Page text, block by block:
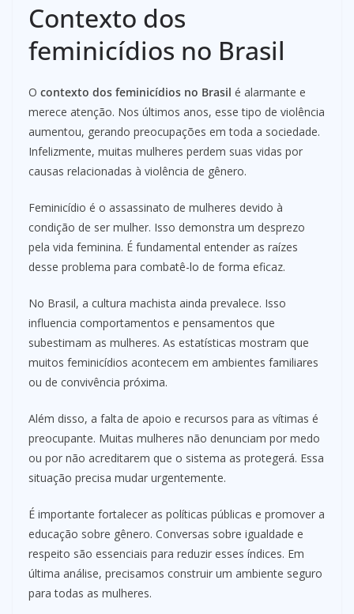
Contexto dos
feminicídios no Brasil
O contexto dos feminicídios no Brasil é alarmante e
merece atenção. Nos últimos anos, esse tipo de violência
aumentou, gerando preocupações em toda a sociedade.
Infelizmente, muitas mulheres perdem suas vidas por
causas relacionadas à violência de gênero.
Feminicídio é o assassinato de mulheres devido à
condição de ser mulher. Isso demonstra um desprezo
pela vida feminina. É fundamental entender as raízes
desse problema para combatê-lo de forma eficaz.
No Brasil, a cultura machista ainda prevalece. Isso
influencia comportamentos e pensamentos que
subestimam as mulheres. As estatísticas mostram que
muitos feminicídios acontecem em ambientes familiares
ou de convivência próxima.
Além disso, a falta de apoio e recursos para as vítimas é
preocupante. Muitas mulheres não denunciam por medo
ou por não acreditarem que o sistema as protegerá. Essa
situação precisa mudar urgentemente.
É importante fortalecer as políticas públicas e promover a
educação sobre gênero. Conversas sobre igualdade e
respeito são essenciais para reduzir esses índices. Em
última análise, precisamos construir um ambiente seguro
para todas as mulheres.